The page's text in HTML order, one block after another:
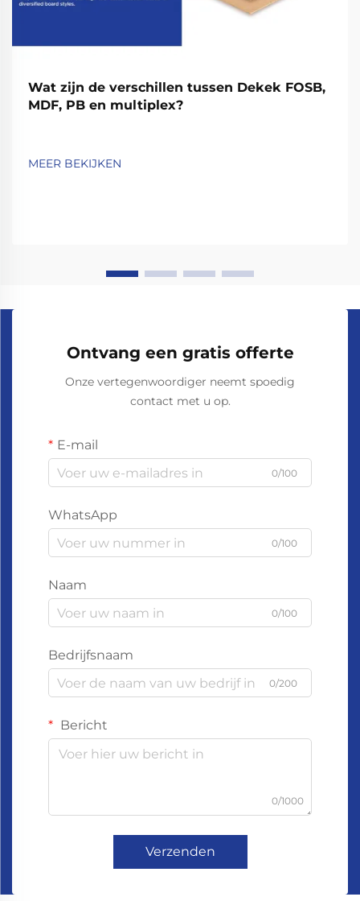
Wat zijn de verschillen tussen Dekek FOSB,
MDF, PB en multiplex?
MEER BEKIJKEN
Ontvang een gratis offerte
Onze vertegenwoordiger neemt spoedig
contact met u op.
E-mail
0/100
WhatsApp
0/100
Naam
0/100
Bedrijfsnaam
0/200
Bericht
0/1000
Verzenden